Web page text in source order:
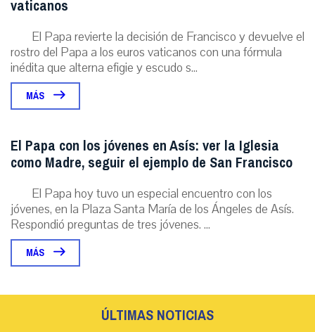
vaticanos
El Papa revierte la decisión de Francisco y devuelve el
rostro del Papa a los euros vaticanos con una fórmula
inédita que alterna efigie y escudo s...
MÁS
El Papa con los jóvenes en Asís: ver la Iglesia
como Madre, seguir el ejemplo de San Francisco
El Papa hoy tuvo un especial encuentro con los
jóvenes, en la Plaza Santa María de los Ángeles de Asís.
Respondió preguntas de tres jóvenes. ...
MÁS
ÚLTIMAS NOTICIAS